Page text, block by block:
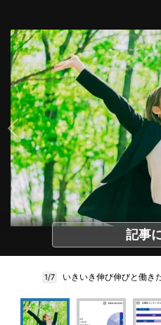
記事
1/7 いきいき伸び伸びと働き